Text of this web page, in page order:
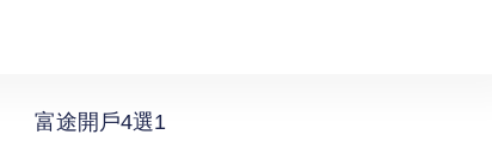
富途開戶4選1